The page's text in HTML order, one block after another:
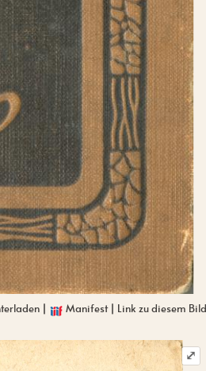
| IIIF Manifest| Link zu diesem Bild
⤢